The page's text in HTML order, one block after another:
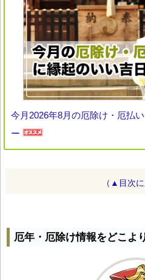
今月2026年8月の厄除け・厄払
ー
（▲目次に
厄年・厄除け情報をどこよ